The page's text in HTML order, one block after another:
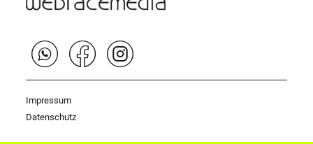
Impressum
Datenschutz